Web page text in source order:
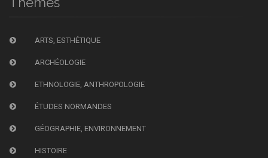
ARTS, ESTHÉTIQUE
ARCHÉOLOGIE
ETHNOLOGIE, ANTHROPOLOGIE
ÉTUDES NORMANDES
GÉOGRAPHIE, ENVIRONNEMENT
HISTOIRE